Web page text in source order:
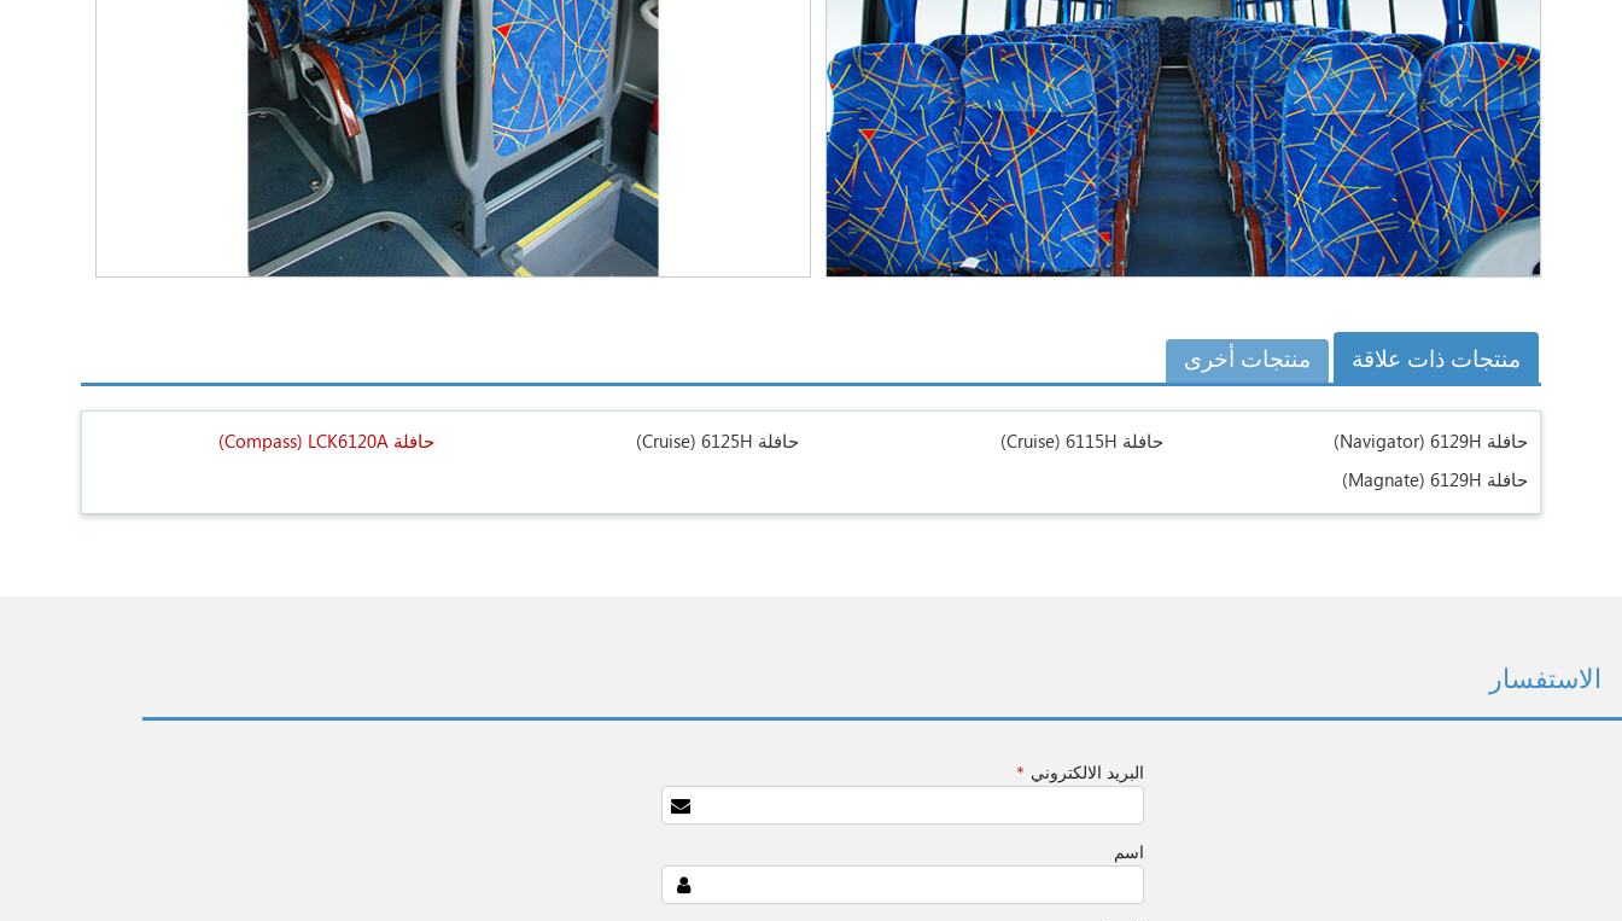
منتجات ذات علاقة منتجات أخرى
حافلة 6129H (Navigator) حافلة 6115H (Cruise) حافلة 6125H (Cruise) حافلة LCK6120A
(Compass)
حافلة 6129H
(Magnate)
الاستفسار